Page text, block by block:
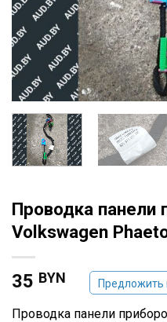
Проводка панели
Volkswagen
35 BYN Предложить
Проводка панели